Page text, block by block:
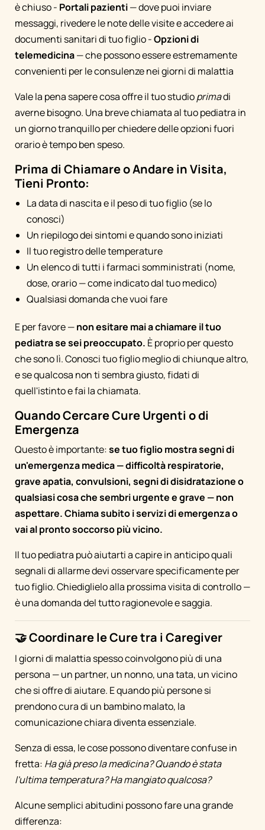
è chiuso - Portali pazienti— dove puoi inviare
messaggi, rivedere le note delle visite e accedere ai
documenti sanitari di tuo figlio -Opzioni di
telemedicina— che possono essere estremamente
convenienti per le consulenze nei giorni di malattia
Vale la pena sapere cosa offre il tuo studioprimadi
averne bisogno. Una breve chiamata al tuo pediatra in
un giorno tranquillo per chiedere delle opzioni fuori
orario è tempo ben speso.
Prima di Chiamare o Andare in Visita,
Tieni Pronto:
La data di nascita e il peso di tuo figlio (se lo
conosci)
Un riepilogo dei sintomi e quando sono iniziati
Il tuo registro delle temperature
Un elenco di tutti i farmaci somministrati (nome,
dose, orario — come indicato dal tuo medico)
Qualsiasi domanda che vuoi fare
E per favore —non esitare mai a chiamare il tuo
pediatra se sei preoccupato. È proprio per questo
che sono lì. Conosci tuo figlio meglio di chiunque altro,
e se qualcosa non ti sembra giusto, fidati di
quell'istinto e fai la chiamata.
Quando Cercare Cure Urgenti o di
Emergenza
Questo è importante:se tuo figlio mostra segni di
un'emergenza medica — difficoltà respiratorie,
grave apatia, convulsioni, segni di disidratazione o
qualsiasi cosa che sembri urgente e grave — non
aspettare. Chiama subito i servizi di emergenza o
vai al pronto soccorso più vicino.
Il tuo pediatra può aiutarti a capire in anticipo quali
segnali di allarme devi osservare specificamente per
tuo figlio. Chiediglielo alla prossima visita di controllo —
è una domanda del tutto ragionevole e saggia.
🤝 Coordinare le Cure tra i Caregiver
I giorni di malattia spesso coinvolgono più di una
persona — un partner, un nonno, una tata, un vicino
che si offre di aiutare. E quando più persone si
prendono cura di un bambino malato, la
comunicazione chiara diventa essenziale.
Senza di essa, le cose possono diventare confuse in
fretta: Ha già preso la medicina? Quando è stata
l'ultima temperatura? Ha mangiato qualcosa?
Alcune semplici abitudini possono fare una grande
differenza: